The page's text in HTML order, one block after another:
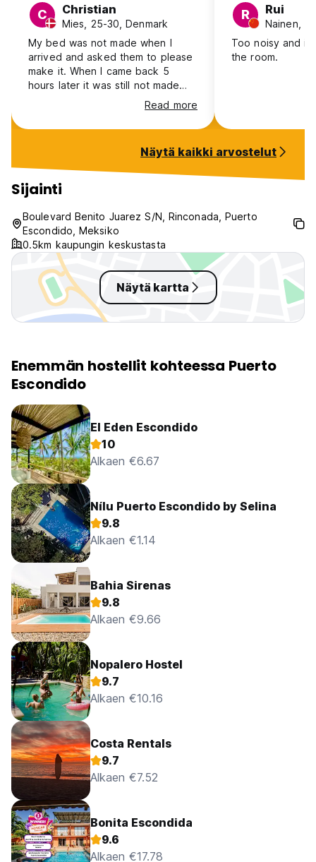
C Christian
Mies, 25-30, Denmark
My bed was not made when I
arrived and asked them to please
make it. When I came back 5
hours later it was still not made
and they told me it was not
sheets so I could do it myself, but
case for the pillow or blanket, so
had to sleep with what the prior
guest had. Staff seemed friendly
but not really helpful. Would have
been easy to do some extra
service in this scenario :)
Read more
R Rui
Nainen,
Too noisy and it
the room.
Näytä kaikki arvostelut
Sijainti
Boulevard Benito Juarez S/N, Rinconada, Puerto
Escondido, Meksiko
0.5km kaupungin keskustasta
Näytä kartta
Enemmän hostellit kohteessa Puerto
Escondido
El Eden Escondido
10
Alkaen €6.67
Nílu Puerto Escondido by Selina
9.8
Alkaen €1.14
Bahia Sirenas
9.8
Alkaen €9.66
Nopalero Hostel
9.7
Alkaen €10.16
Costa Rentals
9.7
Alkaen €7.52
Bonita Escondida
9.6
Alkaen €17.78